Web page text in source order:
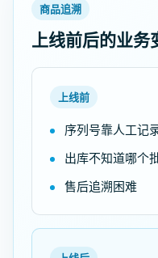
商品追溯
上线前后的业务
上线前
序列号靠人工记
出库不知道哪个
售后追溯困难